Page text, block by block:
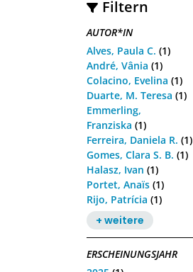
Filtern
AUTOR*IN
Alves, Paula C. (1)
André, Vânia (1)
Colacino, Evelina (1)
Duarte, M. Teresa (1)
Emmerling,
Franziska (1)
Ferreira, Daniela R. (1)
Gomes, Clara S. B. (1)
Halasz, Ivan (1)
Portet, Anaïs (1)
Rijo, Patrícia (1)
+ weitere
ERSCHEINUNGSJAHR